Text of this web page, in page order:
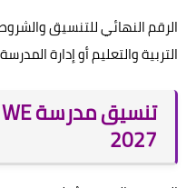
الرقم النهائي للتنسيق
التربية والتعليم أو إدارة
2027